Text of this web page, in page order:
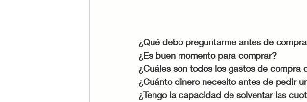
¿Qué debo preguntarme antes de
¿Es buen momento para comprar?
¿Cuáles son todos los gastos de compra
¿Cuánto dinero necesito antes de pedir
¿Tengo la capacidad de solventar las